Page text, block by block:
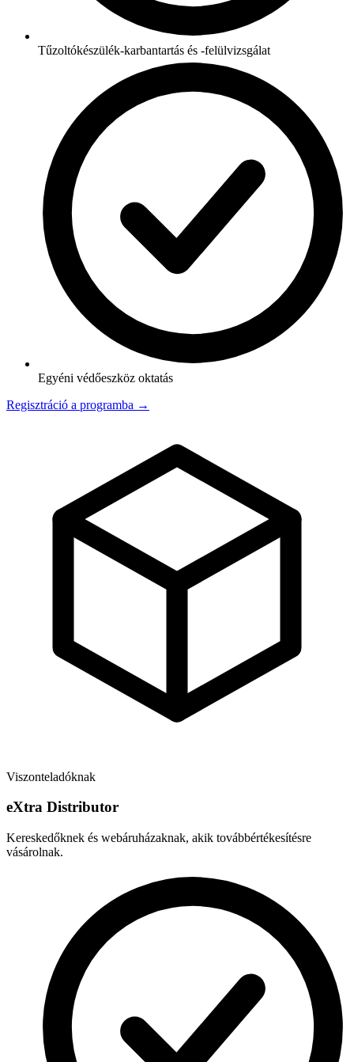
Tűzoltókészülék-karbantartás és -felülvizsgálat
Egyéni védőeszköz oktatás
Regisztráció a programba →
Viszonteladóknak
eXtra Distributor
Kereskedőknek és webáruházaknak, akik továbbértékesítésre
vásárolnak.